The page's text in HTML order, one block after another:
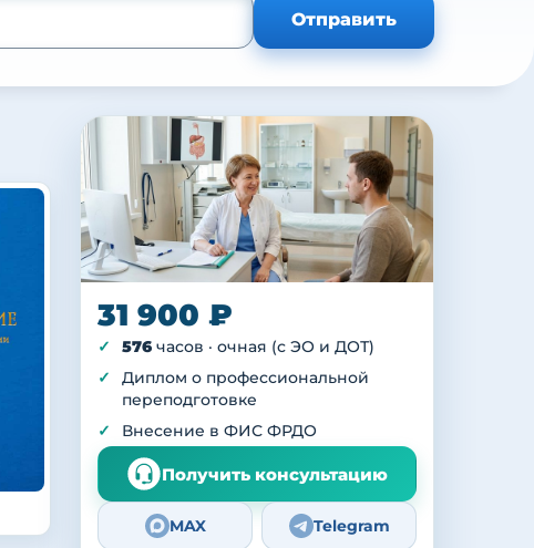
Отправить
31 900 ₽
576 часов · очная (с ЭО и ДОТ)
Диплом о профессиональной
переподготовке
Внесение в ФИС ФРДО
Получить консультацию
MAX Telegram